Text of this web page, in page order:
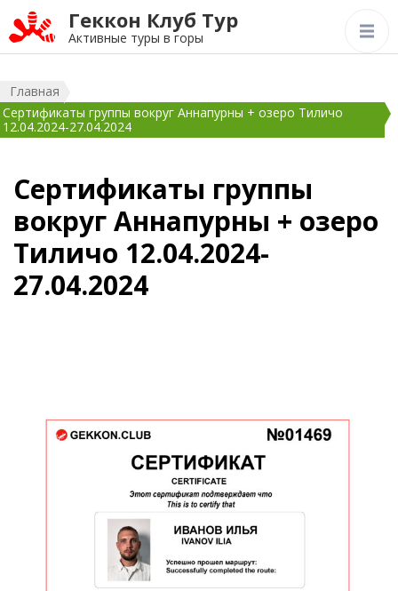
Геккон Клуб Тур
Активные туры в горы
Главная
Сертификаты группы вокруг Аннапурны + озеро Тиличо
12.04.2024-27.04.2024
Сертификаты группы
вокруг Аннапурны + озеро
Тиличо 12.04.2024-
27.04.2024